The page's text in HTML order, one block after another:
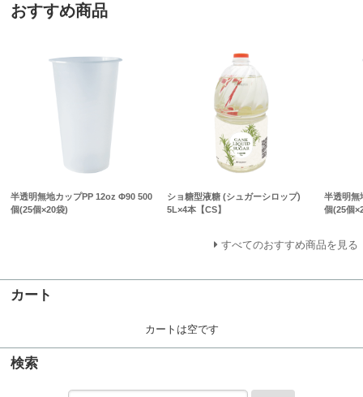
おすすめ商品
半透明無地カップPP 12oz Φ90 500
個(25個×20袋)
ショ糖型液糖 (シュガーシロップ)
5L×4本【CS】
半透明無
個(25個
すべてのおすすめ商品を見る
カート
カートは空です
検索